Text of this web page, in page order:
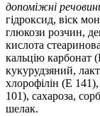
допоміжні
гідроксид, віск
глюкози розчин,
кислота
кальцію карбонат
кукурудзяний,
хлорофiлін (Е
101), сахароза,
шелак.